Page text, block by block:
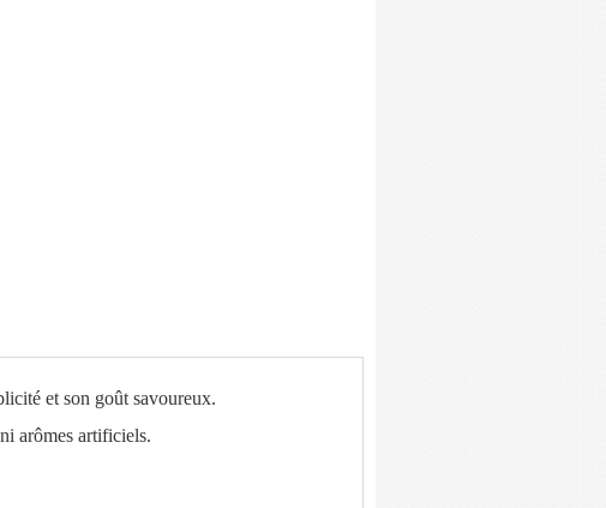
et son goût savoureux.
arômes artificiels.